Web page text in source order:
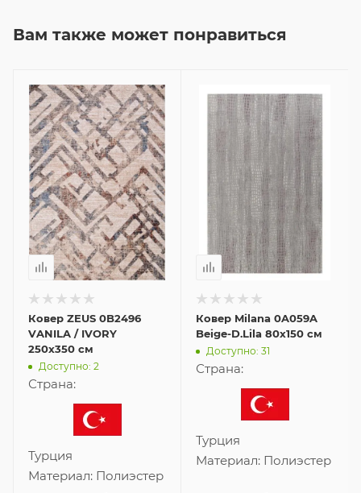
Вам также может понравиться
Ковер ZEUS 0B2496
VANILA / IVORY
250x350 см
Доступно: 2
Страна:
Турция
Материал: Полиэстер
Ковер Milana 0A059A
Beige-D.Lila 80x150 см
Доступно: 31
Страна:
Турция
Материал: Полиэстер